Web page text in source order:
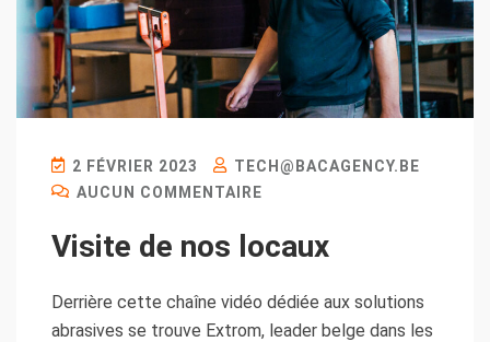
2 FÉVRIER 2023
TECH@BACAGENCY.BE
AUCUN COMMENTAIRE
Visite de nos locaux
Derrière cette chaîne vidéo dédiée aux solutions
abrasives se trouve Extrom, leader belge dans les